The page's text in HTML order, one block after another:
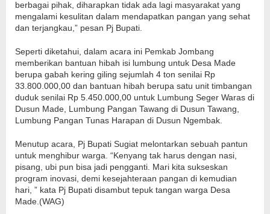
berbagai pihak, diharapkan tidak ada lagi masyarakat yang
mengalami kesulitan dalam mendapatkan pangan yang sehat
dan terjangkau,” pesan Pj Bupati.
Seperti diketahui, dalam acara ini Pemkab Jombang
memberikan bantuan hibah isi lumbung untuk Desa Made
berupa gabah kering giling sejumlah 4 ton senilai Rp
33.800.000,00 dan bantuan hibah berupa satu unit timbangan
duduk senilai Rp 5.450.000,00 untuk Lumbung Seger Waras di
Dusun Made, Lumbung Pangan Tawang di Dusun Tawang,
Lumbung Pangan Tunas Harapan di Dusun Ngembak.
Menutup acara, Pj Bupati Sugiat melontarkan sebuah pantun
untuk menghibur warga. “Kenyang tak harus dengan nasi,
pisang, ubi pun bisa jadi pengganti. Mari kita sukseskan
program inovasi, demi kesejahteraan pangan di kemudian
hari, ” kata Pj Bupati disambut tepuk tangan warga Desa
Made.(WAG)